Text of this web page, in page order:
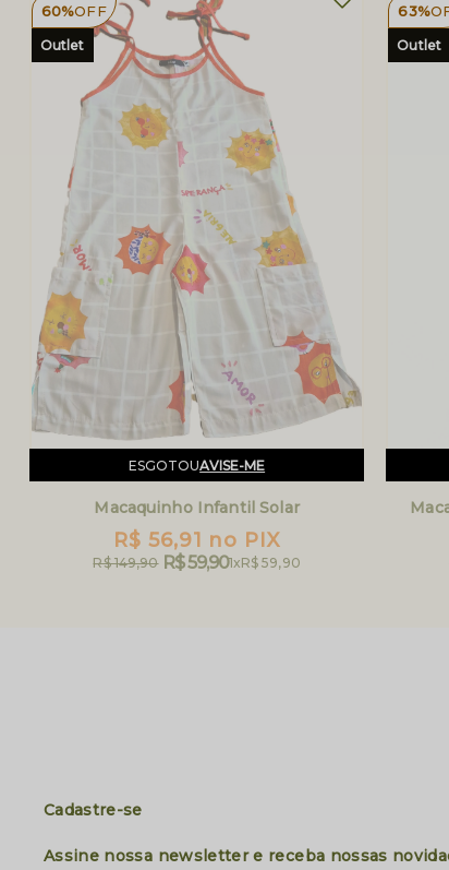
60%OFF
Outlet
ESGOTOUAVISE-ME
Macaquinho Infantil Solar
R$ 56,91 no PIX
R$ 149,90 R$ 59,901xR$ 59,90
63%
Outlet
Cadastre-se
Assine nossa newsletter e receba nossas